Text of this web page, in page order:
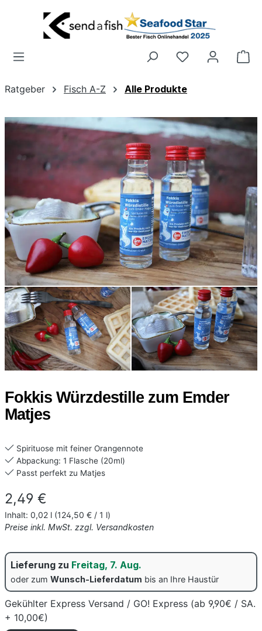
Zum Hauptinhalt springen
Ratgeber Fisch A-Z Alle Produkte
Fokkis Würzdestille zum Emder
Matjes
Spirituose mit feiner Orangennote
Abpackung: 1 Flasche (20ml)
Passt perfekt zu Matjes
Regulärer Preis:
2,49 €
Inhalt: 0,02 l (124,50 € / 1 l)
Preise inkl. MwSt. zzgl. Versandkosten
Lieferung zu Freitag, 7. Aug.
oder zum Wunsch-Lieferdatum bis an Ihre Haustür
Gekühlter Express Versand / GO! Express (ab 9,90€ / SA.
+ 10,00€)